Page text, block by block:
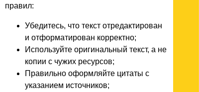
правил:
Убедитесь, что текст отредактирован
и отформатирован корректно;
Используйте оригинальный текст, а не
копии с чужих ресурсов;
Правильно оформляйте цитаты с
указанием источников;